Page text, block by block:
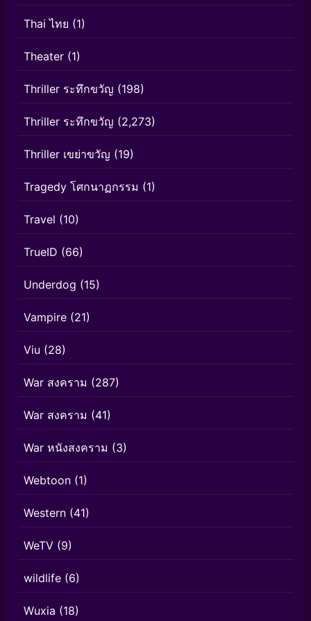
Thai ไทย (1)
Theater (1)
Thriller ระทึกขวัญ (198)
Thriller ระทึกขวัญ (2,273)
Thriller เขย่าขวัญ (19)
Tragedy โศกนาฏกรรม (1)
Travel (10)
TrueID (66)
Underdog (15)
Vampire (21)
Viu (28)
War สงคราม (287)
War สงคราม (41)
War หนังสงคราม (3)
Webtoon (1)
Western (41)
WeTV (9)
wildlife (6)
Wuxia (18)